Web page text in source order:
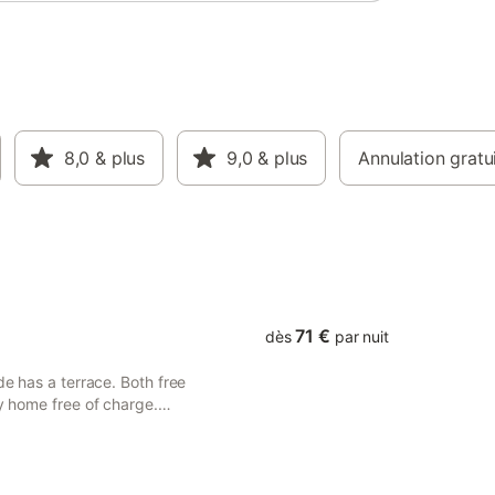
...).
village,8,0 & plus 9,0 & plus Annulation
has a terrace. Both free
home free of charge.
km from the holiday
dès 71 € par nuit